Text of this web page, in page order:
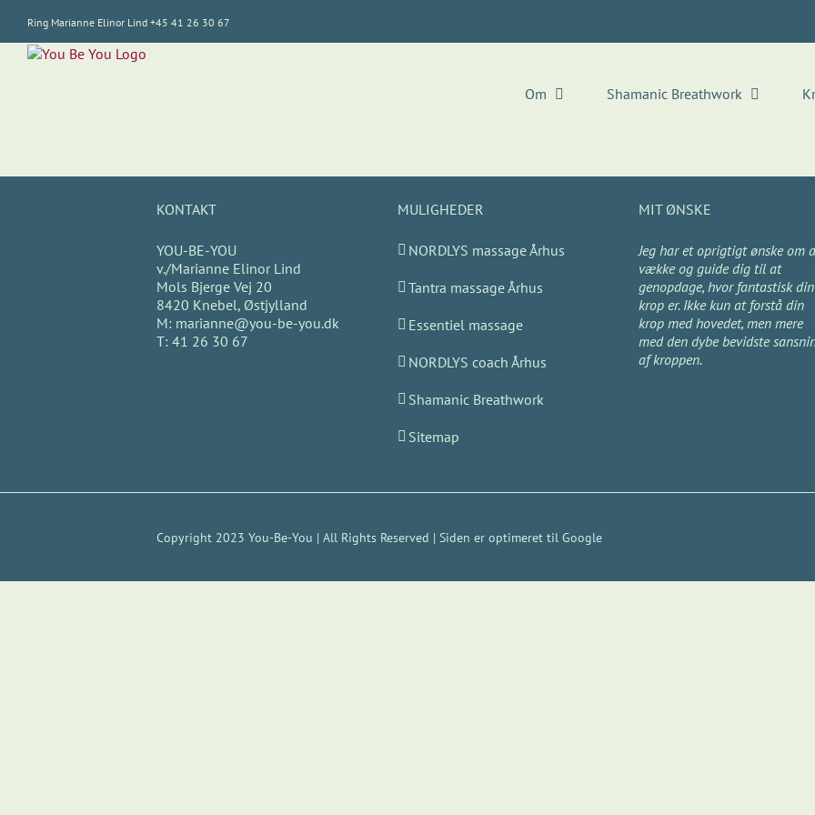
content
Ring Marianne Elinor Lind +45 41 26 30 67
Om Shamanic Breathwork
KONTAKT
YOU-BE-YOU
v./Marianne Elinor Lind
Mols Bjerge Vej 20
8420 Knebel, Østjylland
M: marianne@you-be-you.dk
T: 41 26 30 67
MULIGHEDER
NORDLYS massage Århus
Tantra massage Århus
Essentiel massage
NORDLYS coach Århus
Shamanic Breathwork
Sitemap
MIT ØNSKE
Jeg har et oprigtigt ønske om
vække og guide dig til at
genopdage, hvor fantastisk din
krop er. Ikke kun at forstå din
krop med hovedet, men mere
med den dybe bevidste
af kroppen.
Copyright 2023 You-Be-You | All Rights Reserved | Siden er optimeret til Google